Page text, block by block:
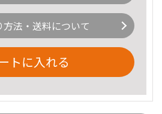
方法・送料について
トに入れる